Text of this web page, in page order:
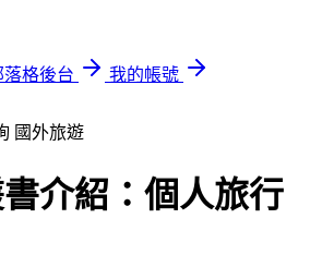
格後台
我的帳號
國外旅遊
介紹：個人旅行